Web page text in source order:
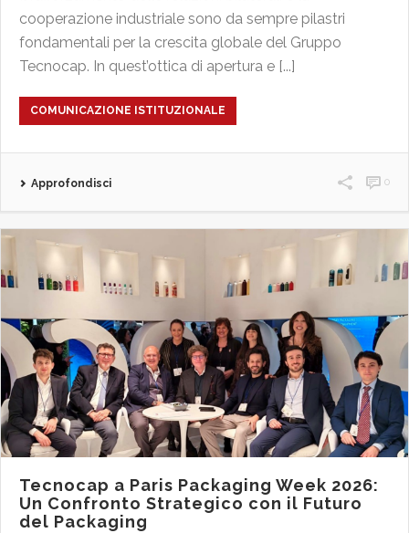
cooperazione industriale sono da sempre pilastri
fondamentali per la crescita globale del Gruppo
Tecnocap. In quest’ottica di apertura e [...]
COMUNICAZIONE ISTITUZIONALE
Approfondisci 0
Tecnocap a Paris Packaging Week 2026:
Un Confronto Strategico con il Futuro
del Packaging